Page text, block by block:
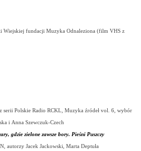
Wiejskiej fundacji Muzyka Odnaleziona (film VHS z
z serii Polskie Radio RCKL, Muzyka źródeł vol. 6, wybór
i Anna Szewczuk-Czech
gdzie zielone zawsze bory. Pieśni Puszczy
autorzy Jacek Jackowski, Marta Deptuła